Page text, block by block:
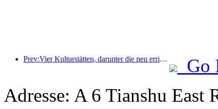
Prev:Vier Kulturstätten, darunter die neu errichtete „Jinling Poetry Hall“ im malerischen Gebiet des Xuanwu-Sees in Nanjing, wurden offiziell eröffnet.
Go
Adresse: A 6 Tianshu East